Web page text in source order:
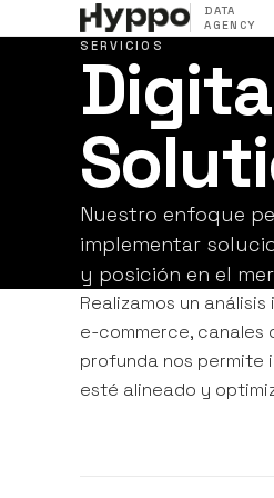
DATA
AGENCY
SERVICIOS
Nuestro enfoque
implementar
y posición en el
Realizamos un
e-commerce, canales
profunda nos permite
esté alineado y